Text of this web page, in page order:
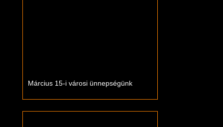
Március 15-i városi ünnepségünk